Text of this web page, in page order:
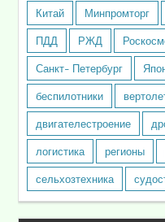
Китай
Минпромторг
ПДД
РЖД
Санкт- Петербург
беспилотники
двигателестроение
логистика
регионы
сельхозтехника